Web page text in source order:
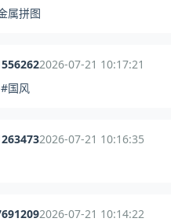
属拼图
2026-07-21 10:17:21
国风
2026-07-21 10:16:35
2026-07-21 10:14:22